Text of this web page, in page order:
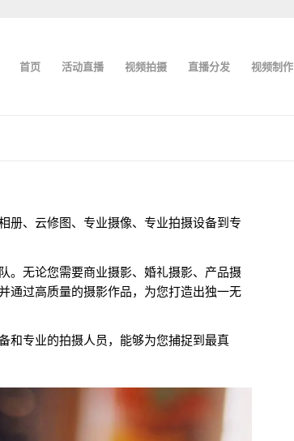
首页 活动直播 视频拍摄 直播分发 视频制作
册、云修图、专业摄像、专业拍摄设备到专
。无论您需要商业摄影、婚礼摄影、产品摄
通过高质量的摄影作品，为您打造出独一无
和专业的拍摄人员，能够为您捕捉到最真